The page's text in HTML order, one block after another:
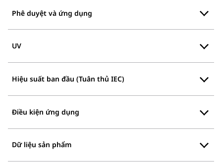
Phê duyệt và ứng dụng
UV
Hiệu suất ban đầu (Tuân thủ IEC)
Điều kiện ứng dụng
Dữ liệu sản phẩm